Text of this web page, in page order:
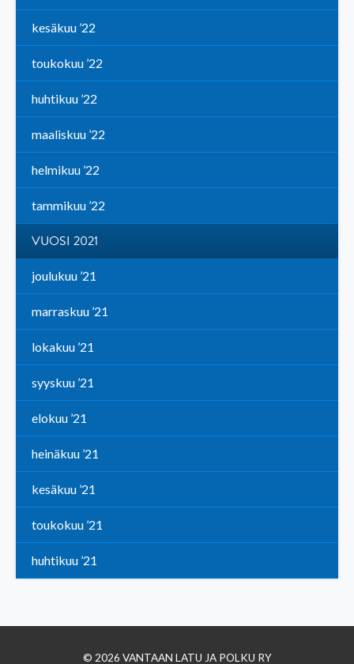
kesäkuu ’22
toukokuu ’22
huhtikuu ’22
maaliskuu ’22
helmikuu ’22
tammikuu ’22
VUOSI 2021
joulukuu ’21
marraskuu ’21
lokakuu ’21
syyskuu ’21
elokuu ’21
heinäkuu ’21
kesäkuu ’21
toukokuu ’21
huhtikuu ’21
© 2026 VANTAAN LATU JA POLKU RY